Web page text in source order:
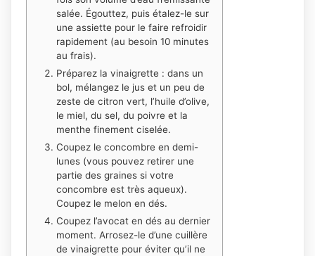
salée. Égouttez, puis étalez-le sur
une assiette pour le faire refroidir
rapidement (au besoin 10 minutes
au frais).
Préparez la vinaigrette : dans un
bol, mélangez le jus et un peu de
zeste de citron vert, l’huile d’olive,
le miel, du sel, du poivre et la
menthe finement ciselée.
Coupez le concombre en demi-
lunes (vous pouvez retirer une
partie des graines si votre
concombre est très aqueux).
Coupez le melon en dés.
Coupez l’avocat en dés au dernier
moment. Arrosez-le d’une cuillère
de vinaigrette pour éviter qu’il ne